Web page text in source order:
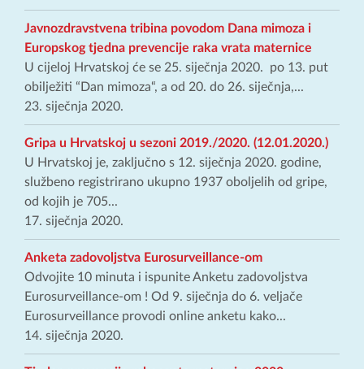
Javnozdravstvena tribina povodom Dana mimoza i
Europskog tjedna prevencije raka vrata maternice
U cijeloj Hrvatskoj će se 25. siječnja 2020. po 13. put
obilježiti “Dan mimoza“, a od 20. do 26. siječnja,...
23. siječnja 2020.
Gripa u Hrvatskoj u sezoni 2019./2020. (12.01.2020.)
U Hrvatskoj je, zaključno s 12. siječnja 2020. godine,
službeno registrirano ukupno 1937 oboljelih od gripe,
od kojih je 705...
17. siječnja 2020.
Anketa zadovoljstva Eurosurveillance-om
Odvojite 10 minuta i ispunite Anketu zadovoljstva
Eurosurveillance-om ! Od 9. siječnja do 6. veljače
Eurosurveillance provodi online anketu kako...
14. siječnja 2020.